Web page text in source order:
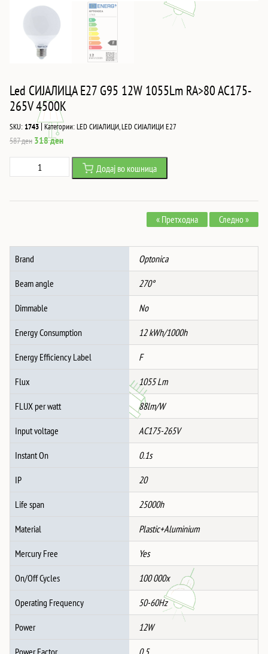
Led СИJАЛИЦА E27 G95 12W 1055Lm RA>80 AC175-
265V 4500K
SKU:1743|Категории:LED СИЈАЛИЦИ,LED СИЈАЛИЦИ Е27
587ден Original
was:
318денCurrent
price
318 ден.
СИJАЛИЦА
RA>80
AC175-
265V
количина
Додај во кошница
« Претходна Следно »
Brand Optonica
Beam angle 270°
Dimmable No
Energy Consumption 12 kWh/1000h
Energy Efficiency Label F
Flux 1055 Lm
FLUX per watt 88lm/W
Input voltage AC175-265V
Instant On 0.1s
IP 20
Life span 25000h
Material Plastic+Aluminium
Mercury Free Yes
On/Off Cycles 100 000x
Operating Frequency 50-60Hz
Power 12W
Power Factor 0.5